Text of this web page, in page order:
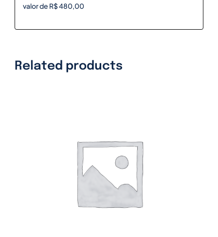
valor de R$ 480,00
Related products